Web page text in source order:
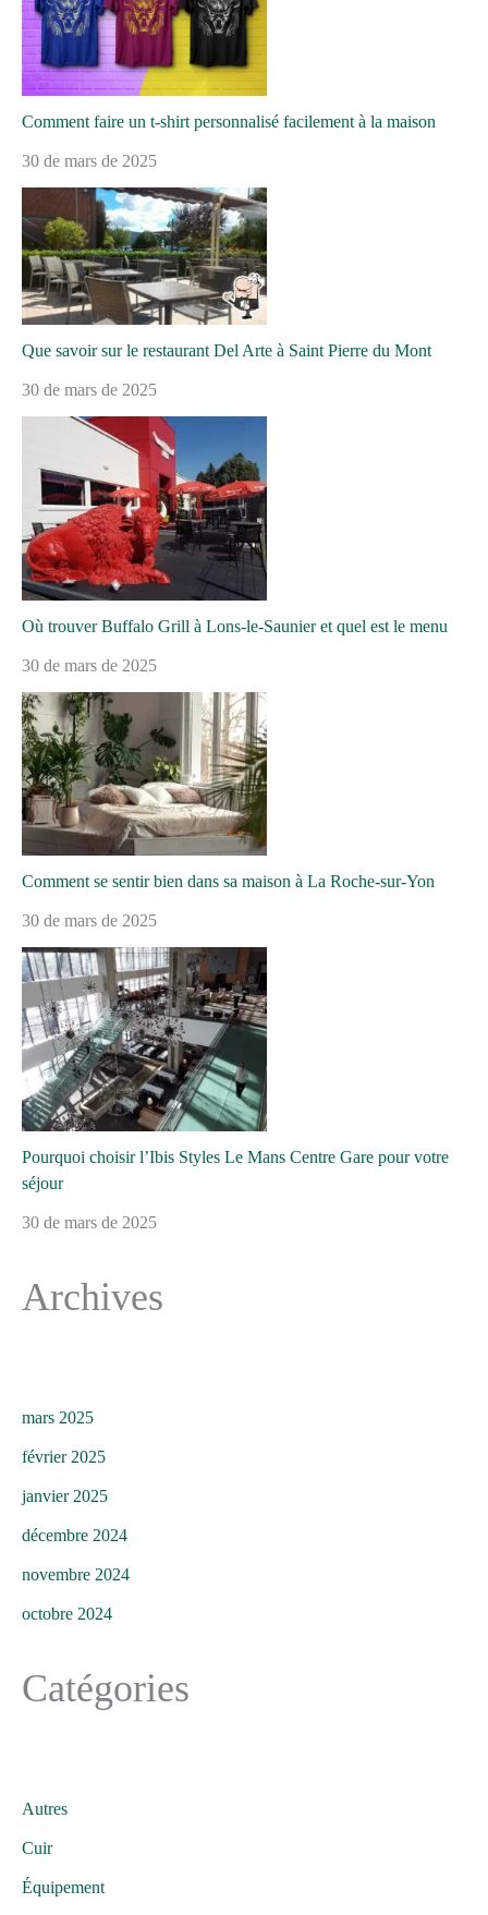
Comment faire un t-shirt personnalisé facilement à la maison
30 de mars de 2025
Que savoir sur le restaurant Del Arte à Saint Pierre du Mont
30 de mars de 2025
Où trouver Buffalo Grill à Lons-le-Saunier et quel est le menu
30 de mars de 2025
Comment se sentir bien dans sa maison à La Roche-sur-Yon
30 de mars de 2025
Pourquoi choisir l’Ibis Styles Le Mans Centre Gare pour votre
séjour
30 de mars de 2025
Archives
mars 2025
février 2025
janvier 2025
décembre 2024
novembre 2024
octobre 2024
Catégories
Autres
Cuir
Équipement